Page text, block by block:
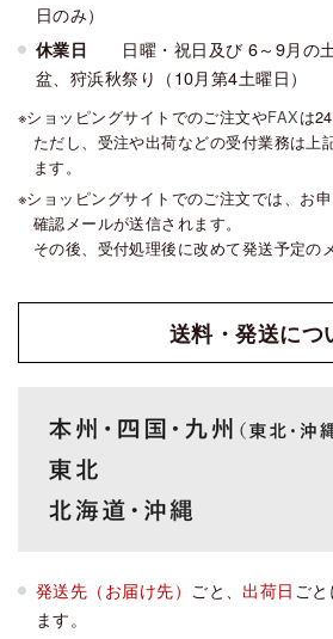
日のみ）
休業日 日曜・祝日及び 6～9月の
盆、狩浜秋祭り（10月第4土曜日）
ショッピングサイトでのご注文やFAXは
ただし、受注や出荷などの受付業務は上
ます。
ショッピングサイトでのご注文では、お
確認メールが送信されます。
その後、受付処理後に改めて発送予定の
送料・発送につ
発送先（お届け先） ごと、出荷日ご
ます。